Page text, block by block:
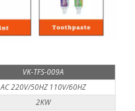
VK-TFS-009A
AC 220V/50HZ 110V/60HZ
2KW